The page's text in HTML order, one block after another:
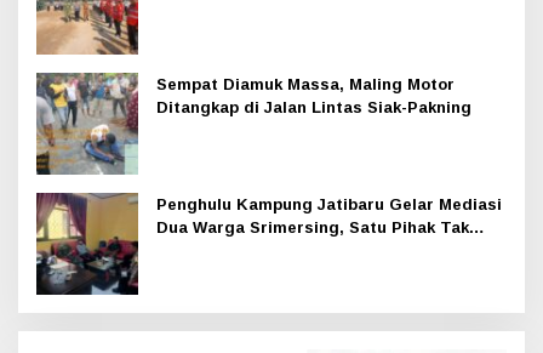
Sempat Diamuk Massa, Maling Motor
Ditangkap di Jalan Lintas Siak-Pakning
Penghulu Kampung Jatibaru Gelar Mediasi
Dua Warga Srimersing, Satu Pihak Tak